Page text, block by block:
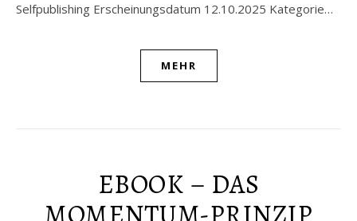
Selfpublishing Erscheinungsdatum 12.10.2025 Kategorie…
MEHR
EBOOK – DAS